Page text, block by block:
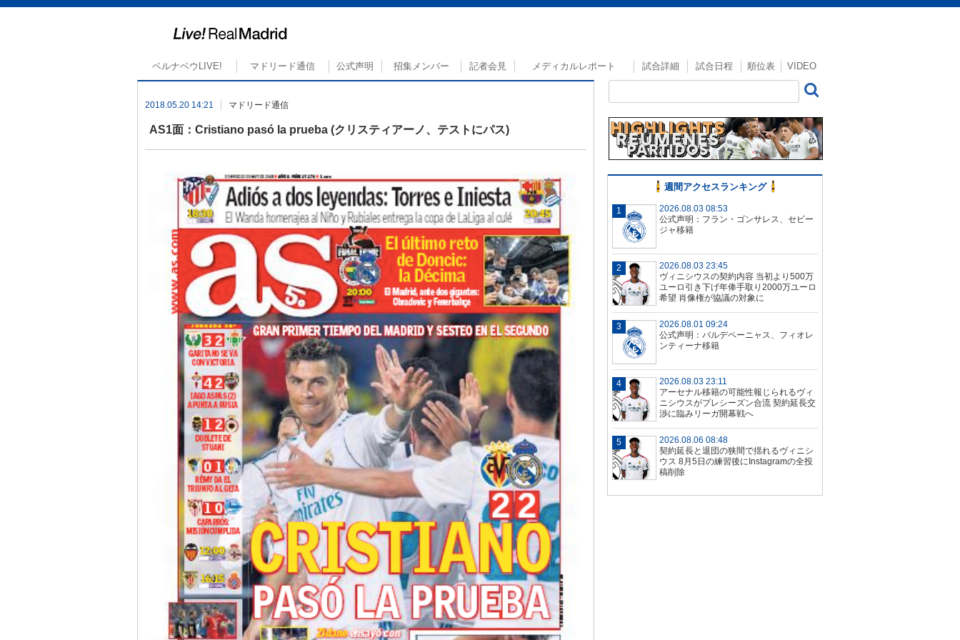
ベルナベウLIVE! マドリード通信 公式声明 招集メンバー 記者会見 メディカルレポート 試合詳細 試合日程 順位表 VIDEO
2018.05.20 14:21 マドリード通信
AS1面：Cristiano pasó la prueba (クリスティアーノ、テストにパス)
週間アクセスランキング
2026.08.03 08:53
公式声明：フラン・ゴンサレス、セビー
ジャ移籍
2026.08.03 23:45
ヴィニシウスの契約内容 当初より500万
ユーロ引き下げ年俸手取り2000万ユーロ
希望 肖像権が協議の対象に
2026.08.01 09:24
公式声明：バルデペーニャス、フィオレ
ンティーナ移籍
2026.08.03 23:11
アーセナル移籍の可能性報じられるヴィ
ニシウスがプレシーズン合流 契約延長交
渉に臨みリーガ開幕戦へ
2026.08.06 08:48
契約延長と退団の狭間で揺れるヴィニシ
ウス 8月5日の練習後にInstagramの全投
稿削除